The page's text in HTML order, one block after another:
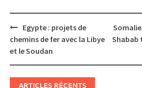
Post
navigation
Egypte : projets de
chemins de fer avec la Libye
et le Soudan
Shabab
ARTICLES RÉCENTS